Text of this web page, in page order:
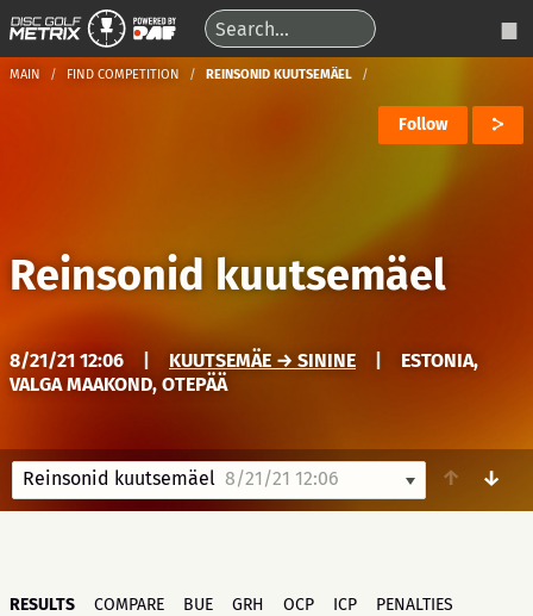
MAIN FIND COMPETITION REINSONID KUUTSEMÄEL
Follow
Reinsonid kuutsemäel
8/21/21 12:06 KUUTSEMÄE → SININE
ESTONIA,
VALGA MAAKOND, OTEPÄÄ
Reinsonid kuutsemäel 8/21/21 12:06 ↑ ↓
RESULTS COMPARE BUE GRH OCP ICP PENALTIES